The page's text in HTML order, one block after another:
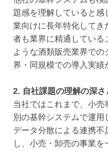
題感を理解していると
業向けに長年特化してき
者も業界に精通してい
ような酒類販売業界で
界・同規模での導入実績
2. 自社課題の理解の深
当社ではこれまで、小
別の基幹システムで運
データ分散による連携
し、小売・卸売の事業